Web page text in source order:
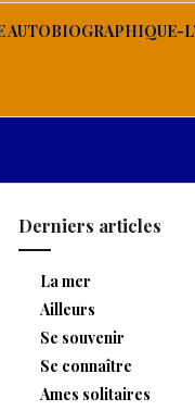
AUTOBIOGRAPHIQUE-
Derniers articles
La mer
Ailleurs
Se souvenir
Se connaître
Ames solitaires